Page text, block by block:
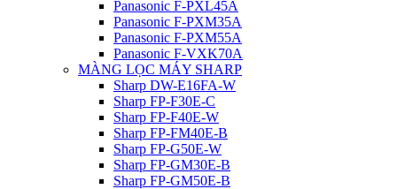
Panasonic F-PXL45A
Panasonic F-PXM35A
Panasonic F-PXM55A
Panasonic F-VXK70A
MÀNG LỌC MÁY SHARP
Sharp DW-E16FA-W
Sharp FP-F30E-C
Sharp FP-F40E-W
Sharp FP-FM40E-B
Sharp FP-G50E-W
Sharp FP-GM30E-B
Sharp FP-GM50E-B